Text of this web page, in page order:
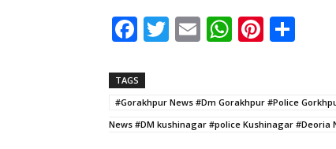
F
a
c
e
b
T
w
er
E
m
l
W
h
ts
A
Pi
nt
e
st
e
TAGS
#Gorakhpur News #Dm Gorakhpur #Police
News #DM kushinagar #police Kushinagar #Deoria